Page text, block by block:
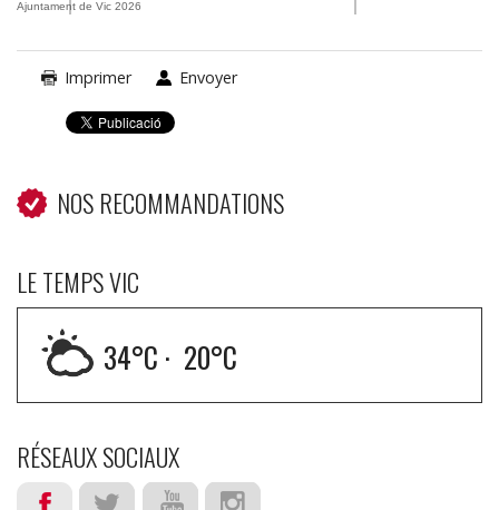
Ajuntament de Vic 2026
Imprimer Envoyer
NOS RECOMMANDATIONS
LE TEMPS VIC
34°C · 20°C
RÉSEAUX SOCIAUX